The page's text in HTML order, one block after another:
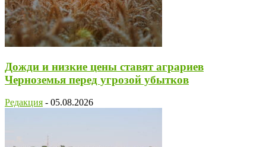
Дожди и низкие цены ставят аграриев
Черноземья перед угрозой убытков
Редакция - 05.08.2026